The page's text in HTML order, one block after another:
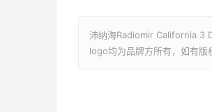
沛纳海Radiomir California 3
logo均为品牌方所有，如有